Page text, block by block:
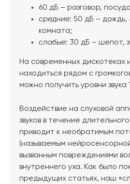
60 дБ – разговор,
средние: 50 дБ – дождь,
комната;
слабые: 30 дБ – шепот,
На современных дискотеках
находиться рядом с
можно получить уровни звука
Воздействие на слуховой
звуков в течение
приводит к необратимым
(называемым
вызванным повреждениями
внутреннего уха. Как было
предыдущих статьях, наш